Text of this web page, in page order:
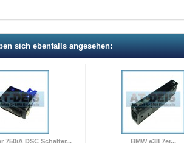
sich ebenfalls angesehen:
750iA DSC Schalter... BMW e38 7er...